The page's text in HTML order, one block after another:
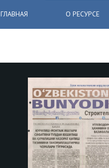
ГЛАВНАЯ О РЕСУРСЕ